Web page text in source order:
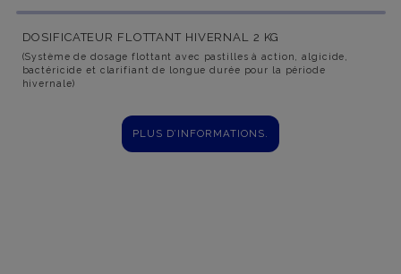
DOSIFICATEUR FLOTTANT HIVERNAL 2 KG
(Système de dosage flottant avec pastilles à action, algicide,
bactéricide et clarifiant de longue durée pour la période
hivernale)
PLUS D’INFORMATIONS.